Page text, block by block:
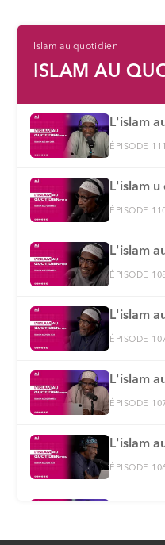
Islam au quotidien
ISLAM AU
L'islam
ÉPISODE 111
L'islam
ÉPISODE
L'islam
ÉPISODE
L'islam
ÉPISODE 107
L'islam
ÉPISODE 107
L'islam
ÉPISODE